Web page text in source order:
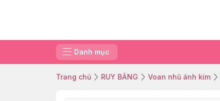
Danh mục
Trang chủ RUY BĂNG Voan nhũ ánh kim